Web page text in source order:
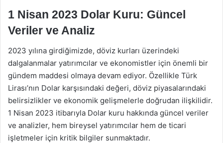
1 Nisan 2023 Dolar Kuru: Güncel
Veriler ve Analiz
2023 yılına girdiğimizde, döviz kurları üzerindeki
dalgalanmalar yatırımcılar ve ekonomistler için önemli bir
gündem maddesi olmaya devam ediyor. Özellikle Türk
Lirası’nın Dolar karşısındaki değeri, döviz piyasalarındaki
belirsizlikler ve ekonomik gelişmelerle doğrudan ilişkilidir.
1 Nisan 2023 itibarıyla Dolar kuru hakkında güncel veriler
ve analizler, hem bireysel yatırımcılar hem de ticari
işletmeler için kritik bilgiler sunmaktadır.